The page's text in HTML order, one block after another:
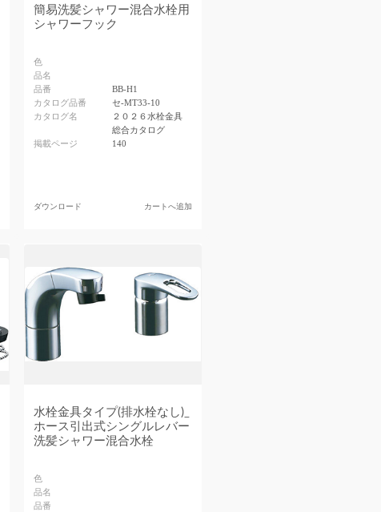
簡易洗髪シャワー混合水栓用
シャワーフック
色
品名
品番
BB-H1
カタログ品番
セ-MT33-10
カタログ名
２０２６水栓金具
総合カタログ
掲載ページ
140
ダウンロード カートへ追加
水栓金具タイプ(排水栓なし)_
ホース引出式シングルレバー
洗髪シャワー混合水栓
色
品名
品番